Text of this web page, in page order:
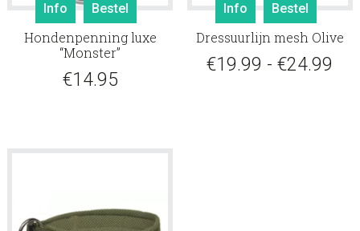
Info Bestel
Hondenpenning luxe
“Monster”
€14.95
Info Bestel
heeft
Dressuurlijn mesh Olive
€19.99 - €24.99